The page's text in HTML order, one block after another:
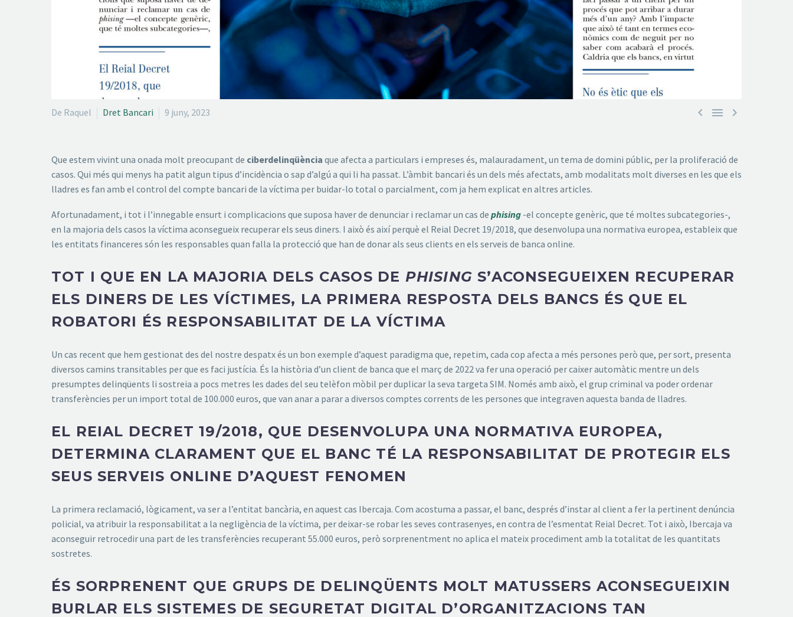
  
De Raquel Dret Bancari 9 juny, 2023
Que estem vivint una onada molt preocupant de ciberdelinqüència que afecta a particulars i empreses és, malauradament, un tema de domini públic, per la proliferació de
casos. Qui més qui menys ha patit algun tipus d’incidència o sap d’algú a qui li ha passat. L’àmbit bancari és un dels més afectats, amb modalitats molt diverses en les que els
lladres es fan amb el control del compte bancari de la víctima per buidar-lo total o parcialment, com ja hem explicat en altres articles.
Afortunadament, i tot i l’innegable ensurt i complicacions que suposa haver de denunciar i reclamar un cas de phising -el concepte genèric, que té moltes subcategories-,
en la majoria dels casos la víctima aconsegueix recuperar els seus diners. I això és així perquè el Reial Decret 19/2018, que desenvolupa una normativa europea, estableix que
les entitats financeres són les responsables quan falla la protecció que han de donar als seus clients en els serveis de banca online.
TOT I QUE EN LA MAJORIA DELS CASOS DE PHISING S’ACONSEGUEIXEN RECUPERAR
ELS DINERS DE LES VÍCTIMES, LA PRIMERA RESPOSTA DELS BANCS ÉS QUE EL
ROBATORI ÉS RESPONSABILITAT DE LA VÍCTIMA
Un cas recent que hem gestionat des del nostre despatx és un bon exemple d’aquest paradigma que, repetim, cada cop afecta a més persones però que, per sort, presenta
diversos camins transitables per que es faci justícia. És la història d’un client de banca que el març de 2022 va fer una operació per caixer automàtic mentre un dels
presumptes delinqüents li sostreia a pocs metres les dades del seu telèfon mòbil per duplicar la seva targeta SIM. Només amb això, el grup criminal va poder ordenar
transferències per un import total de 100.000 euros, que van anar a parar a diversos comptes corrents de les persones que integraven aquesta banda de lladres.
EL REIAL DECRET 19/2018, QUE DESENVOLUPA UNA NORMATIVA EUROPEA,
DETERMINA CLARAMENT QUE EL BANC TÉ LA RESPONSABILITAT DE PROTEGIR ELS
SEUS SERVEIS ONLINE D’AQUEST FENOMEN
La primera reclamació, lògicament, va ser a l’entitat bancària, en aquest cas Ibercaja. Com acostuma a passar, el banc, després d’instar al client a fer la pertinent denúncia
policial, va atribuir la responsabilitat a la negligència de la víctima, per deixar-se robar les seves contrasenyes, en contra de l’esmentat Reial Decret. Tot i això, Ibercaja va
aconseguir retrocedir una part de les transferències recuperant 55.000 euros, però sorprenentment no aplica el mateix procediment amb la totalitat de les quantitats
sostretes.
ÉS SORPRENENT QUE GRUPS DE DELINQÜENTS MOLT MATUSSERS ACONSEGUEIXIN
BURLAR ELS SISTEMES DE SEGURETAT DIGITAL D’ORGANITZACIONS TAN